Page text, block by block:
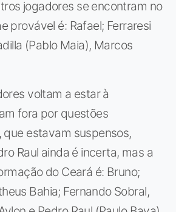
jogadores se encontram no
provável é: Rafael; Ferraresi
(Pablo Maia), Marcos
voltam a estar à
fora por questões
que estavam suspensos,
Raul ainda é incerta, mas a
do Ceará é: Bruno;
Bahia; Fernando Sobral,